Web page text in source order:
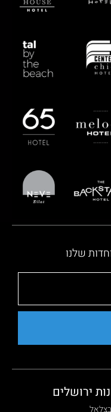
שלנו
ירושלים